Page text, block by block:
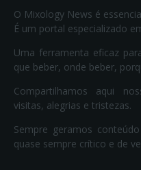
O Mixology News é
É um portal especializado
Uma ferramenta eficaz
que beber, onde beber,
Compartilhamos aqui
visitas, alegrias e tristezas.
Sempre geramos
quase sempre crítico e de